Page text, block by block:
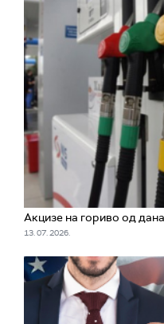
Акцизе на гориво од
13. 07. 2026.